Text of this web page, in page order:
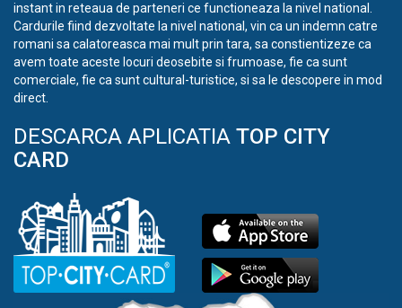
instant in reteaua de parteneri ce functioneaza la nivel national.
Cardurile fiind dezvoltate la nivel national, vin ca un indemn catre
romani sa calatoreasca mai mult prin tara, sa constientizeze ca
avem toate aceste locuri deosebite si frumoase, fie ca sunt
comerciale, fie ca sunt cultural-turistice, si sa le descopere in mod
direct.
DESCARCA APLICATIA TOP CITY
CARD